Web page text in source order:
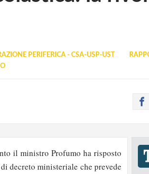
PERIFERICA - CSA-USP-UST
il ministro Profumo ha risposto
decreto ministeriale che prevede